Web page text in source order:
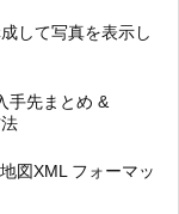
して写真を表示し
手先まとめ &
図XML フォーマッ